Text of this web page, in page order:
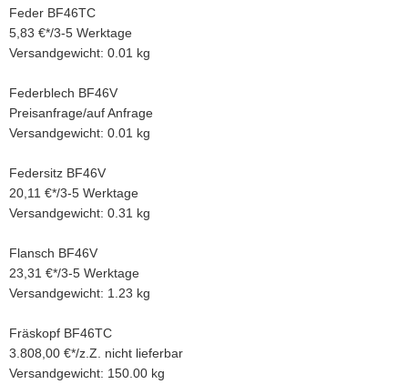
Feder BF46TC
5,83 €*/3-5 Werktage
Versandgewicht: 0.01 kg
Federblech BF46V
Preisanfrage/auf Anfrage
Versandgewicht: 0.01 kg
Federsitz BF46V
20,11 €*/3-5 Werktage
Versandgewicht: 0.31 kg
Flansch BF46V
23,31 €*/3-5 Werktage
Versandgewicht: 1.23 kg
Fräskopf BF46TC
3.808,00 €*/z.Z. nicht lieferbar
Versandgewicht: 150.00 kg